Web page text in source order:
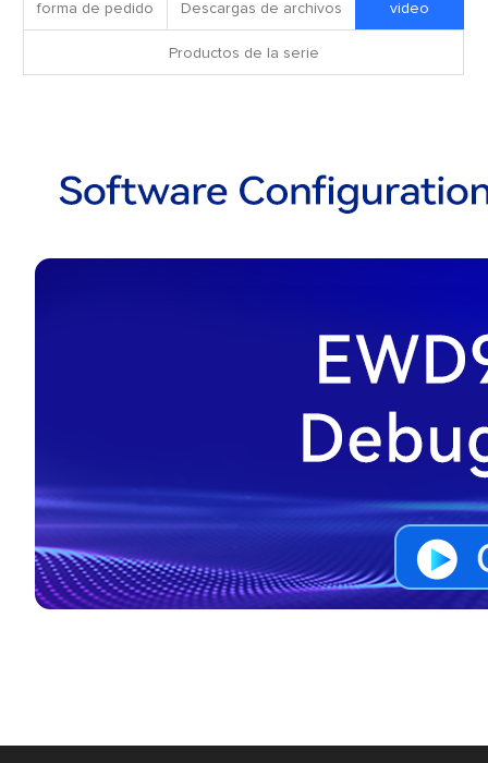
forma de pedido Descargas de archivos video
Productos de la serie